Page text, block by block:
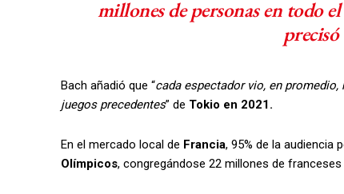
millones de personas en todo
Bach añadió que “cada espectador vio, en
juegos precedentes” de Tokio en 2021.
En el mercado local de Francia, 95% de la audiencia
Olímpicos, congregándose 22 millones de